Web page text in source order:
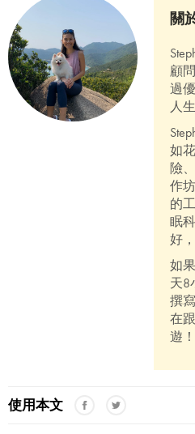
關
顧
過
人生
如
險
作
的
眠
好
如
天8
撰
在
遊！
使用本文